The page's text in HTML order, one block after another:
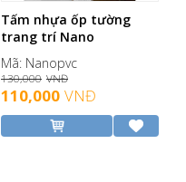
Tấm nhựa ốp tường
trang trí Nano
Mã: Nanopvc
130,000 VNĐ
110,000 VNĐ